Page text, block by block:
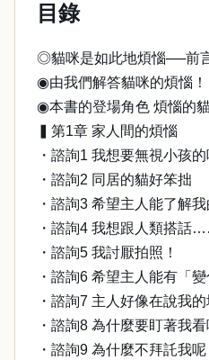
目錄
◎貓咪是如此地煩惱──前
◉由我們解答貓咪的煩惱！
◉本書的登場角色 煩惱的
▍第1章 家人間的煩惱
・諮詢1 我想要無視小孩的
・諮詢2 同居的貓好笨拙
・諮詢3 希望主人能了解我
・諮詢4 我想跟人類搭話
・諮詢5 我討厭拍照！
・諮詢6 希望主人能有「變
・諮詢7 主人好像在說我
・諮詢8 為什麼要盯著我看
・諮詢9 為什麼不拜託我呢